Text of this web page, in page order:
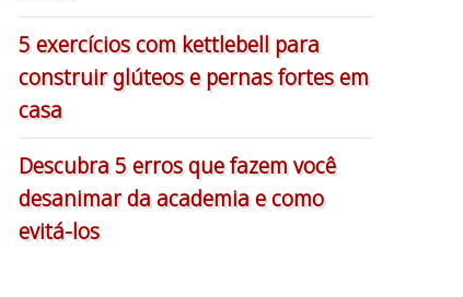
5 exercícios com kettlebell para
construir glúteos e pernas fortes em
casa
Descubra 5 erros que fazem você
desanimar da academia e como
evitá-los